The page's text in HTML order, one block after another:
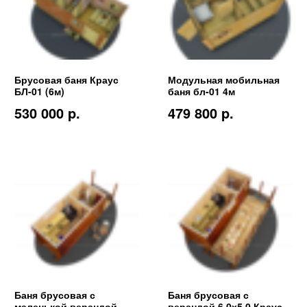
Брусовая баня Краус
БЛ-01 (6м)
530 000 p.
Модульная мобильная
баня бл-01 4м
479 800 p.
Баня брусовая с
Баня брусовая с